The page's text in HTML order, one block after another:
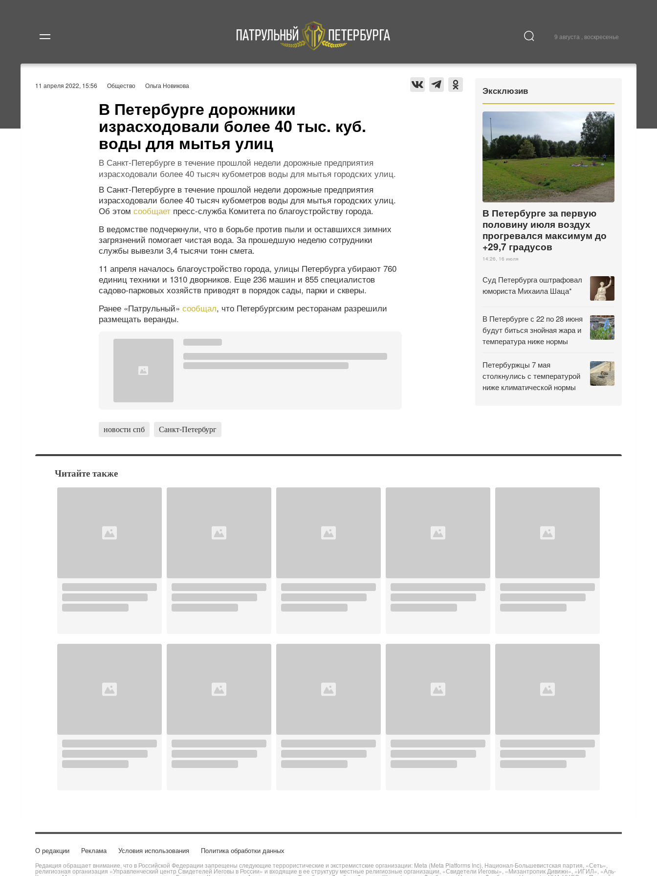
9 августа , воскресенье
Происшествия Культура
11 апреля 2022, 15:56 Общество Ольга Новикова
В Петербурге дорожники
израсходовали более 40 тыс. куб.
воды для мытья улиц
В Санкт-Петербурге в течение прошлой недели дорожные предприятия
израсходовали более 40 тысяч кубометров воды для мытья городских улиц.
В Санкт-Петербурге в течение прошлой недели дорожные предприятия
израсходовали более 40 тысяч кубометров воды для мытья городских улиц.
Об этом сообщает пресс-служба Комитета по благоустройству города.
В ведомстве подчеркнули, что в борьбе против пыли и оставшихся зимних
загрязнений помогает чистая вода. За прошедшую неделю сотрудники
службы вывезли 3,4 тысячи тонн смета.
11 апреля началось благоустройство города, улицы Петербурга убирают 760
единиц техники и 1310 дворников. Еще 236 машин и 855 специалистов
садово-парковых хозяйств приводят в порядок сады, парки и скверы.
Ранее «Патрульный» сообщал, что Петербургским ресторанам разрешили
размещать веранды.
новости спб Санкт-Петербург
Эксклюзив
В Петербурге за первую
половину июля воздух
прогревался максимум до
+29,7 градусов
14:26, 16 июля
Суд Петербурга оштрафовал
юмориста Михаила Шаца*
В Петербурге с 22 по 28 июня
будут биться знойная жара и
температура ниже нормы
Петербуржцы 7 мая
столкнулись с температурой
ниже климатической нормы
Читайте также
О редакции Реклама Условия использования Политика обработки данных
Редакция обращает внимание, что в Российской Федерации запрещены следующие террористические и экстремистские организации: Meta (Meta Platforms Inc), Национал-Большевистская партия, «Сеть»,
религиозная организация «Управленческий центр Свидетелей Иеговы в России» и входящие в ее структуру местные религиозные организации, «Свидетели Иеговы», «Мизантропик Дивижн», «ИГИЛ», «Аль-